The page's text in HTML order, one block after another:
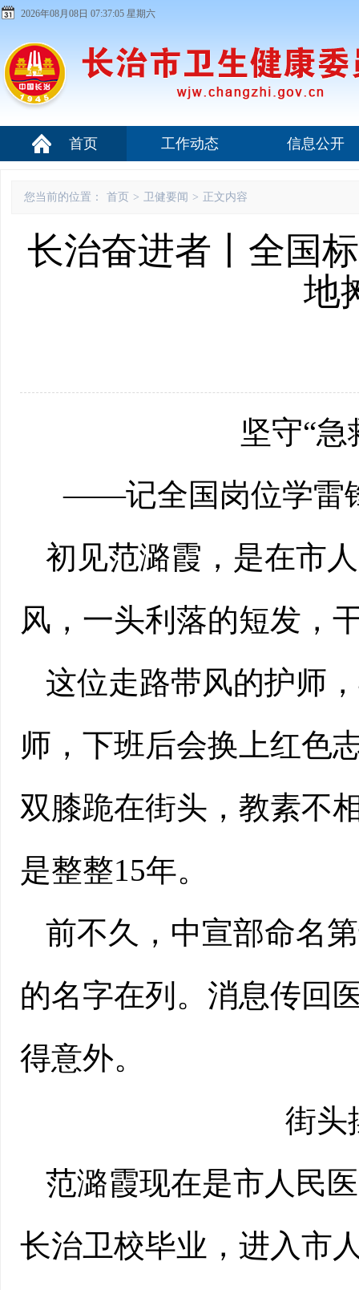
2026年08月08日 07:37:06 星期六
首页 工作动态 信息公开
您当前的位置： 首页 > 卫健要闻 > 正文内容
长治奋进者丨全国
地
坚守“
——记全国岗位学雷
初见范潞霞，是在市
风，一头利落的短发，
这位走路带风的护师
师，下班后会换上红色
双膝跪在街头，教素不
是整整15年。
前不久，中宣部命名
的名字在列。消息传回
得意外。
街头
范潞霞现在是市人民
长治卫校毕业，进入市